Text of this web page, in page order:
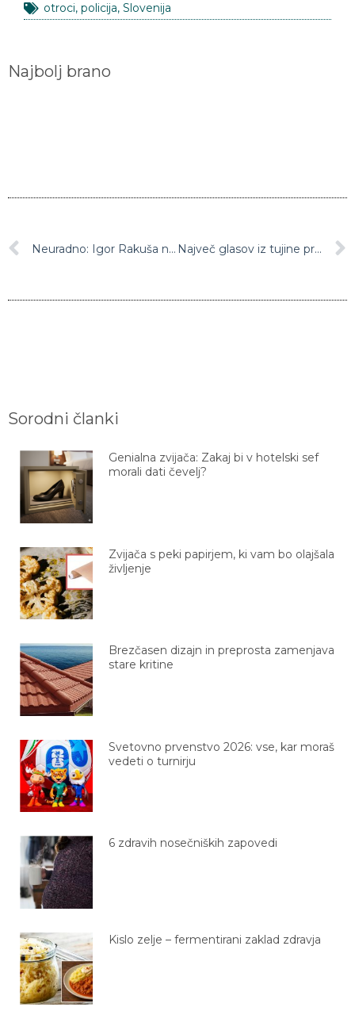
otroci, policija, Slovenija
Najbolj brano
Neuradno: Igor Rakuša naj bi izčrpaval radeško papirnico in ji povzročil za dva milijona evrov škode Največ glasov iz tujine prejeli SDS in Levica
Sorodni članki
Genialna zvijača: Zakaj bi v hotelski sef
morali dati čevelj?
Zvijača s peki papirjem, ki vam bo olajšala
življenje
Brezčasen dizajn in preprosta zamenjava
stare kritine
Svetovno prvenstvo 2026: vse, kar moraš
vedeti o turnirju
6 zdravih nosečniških zapovedi
Kislo zelje – fermentirani zaklad zdravja